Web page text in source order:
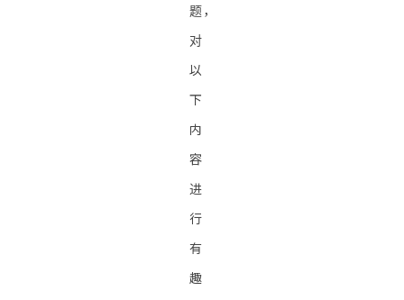
题，
对
以
下
内
容
进
行
有
趣